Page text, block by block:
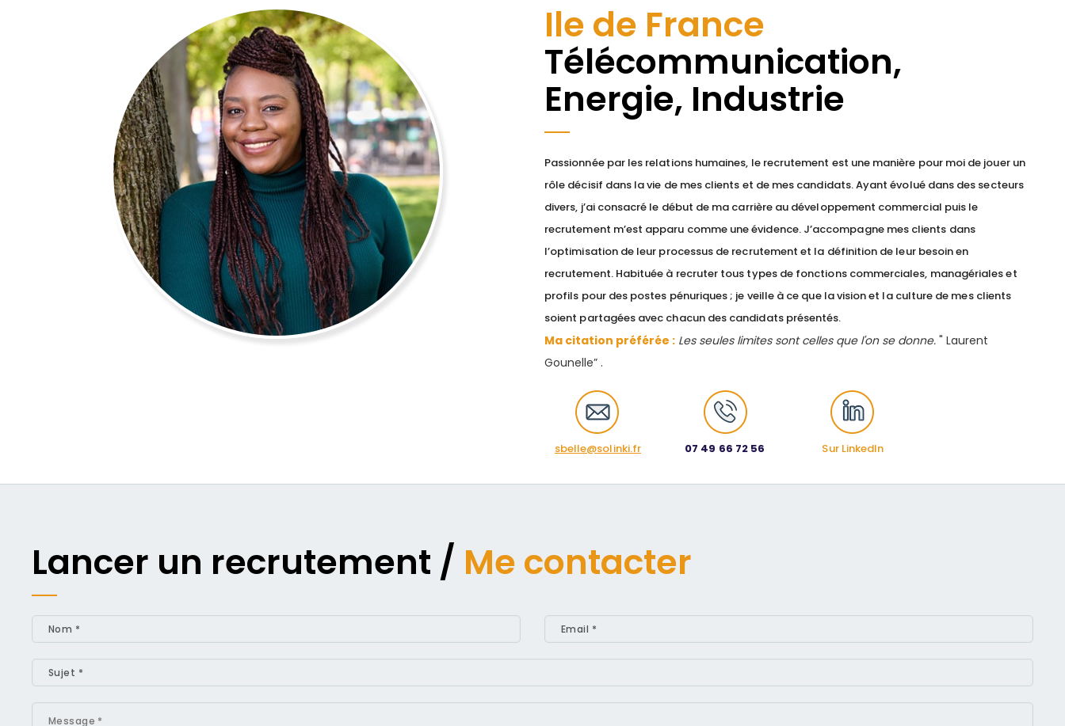
Ile de France
Télécommunication,
Energie, Industrie
Passionnée par les relations humaines, le recrutement est une manière pour moi de jouer un
rôle décisif dans la vie de mes clients et de mes candidats. Ayant évolué dans des secteurs
divers, j’ai consacré le début de ma carrière au développement commercial puis le
recrutement m’est apparu comme une évidence. J’accompagne mes clients dans
l’optimisation de leur processus de recrutement et la définition de leur besoin en
recrutement. Habituée à recruter tous types de fonctions commerciales, managériales et
profils pour des postes pénuriques ; je veille à ce que la vision et la culture de mes clients
soient partagées avec chacun des candidats présentés.
Ma citation préférée : Les seules limites sont celles que l'on se donne. " Laurent
Gounelle” .
sbelle@solinki.fr 07 49 66 72 56 Sur LinkedIn
Lancer un recrutement / Me contacter